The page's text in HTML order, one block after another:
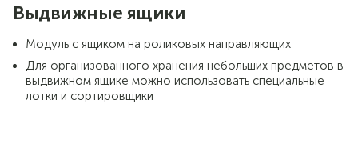
Выдвижные ящики
Модуль с ящиком на роликовых направляющих
Для организованного хранения небольших предметов в
выдвижном ящике можно использовать специальные
лотки и сортировщики